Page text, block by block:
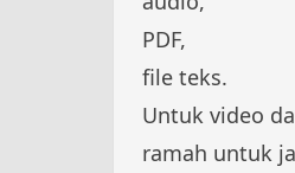
PDF,
file teks.
Untuk video
ramah untuk